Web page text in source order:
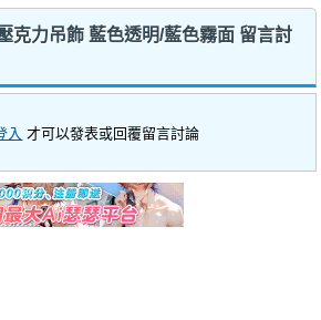
克力吊飾 藍色透明/藍色霧面 留言討
入 才可以發表或回覆留言討論